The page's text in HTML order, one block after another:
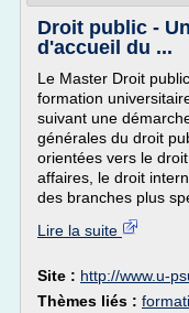
Droit public -
d'accueil du ...
Le Master Droit
formation
suivant une
générales du droit
orientées vers le
affaires, le droit
des branches plus
Lire la suite
Site : http://www.u-
Thèmes liés :